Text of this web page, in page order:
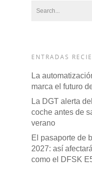
ENTRADAS
La
marca el futuro
La DGT alerta
coche antes de
verano
El pasaporte de
2027: así
como el DFSK